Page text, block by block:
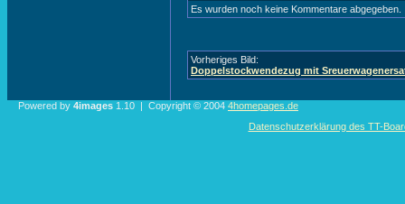
Es wurden noch keine Kommentare abgegeben.
Vorheriges Bild:
Doppelstockwendezug mit
Powered by 4images 1.10 | Copyright © 2004 4homepages.de
Datenschutzerklärung des TT-